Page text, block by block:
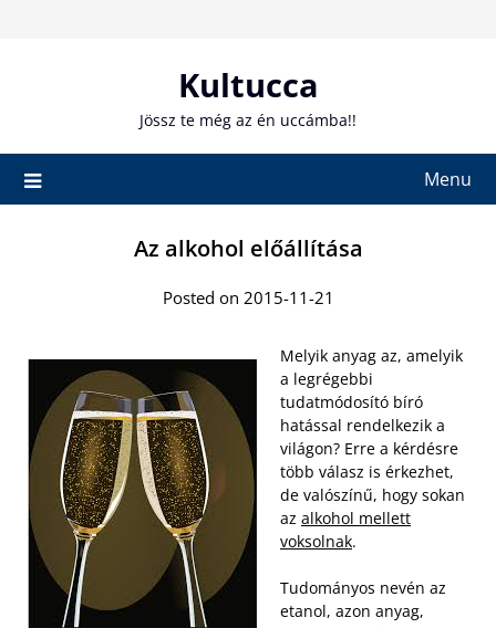
Kultucca
Jössz te még az én uccámba!!
Menu
Az alkohol előállítása
Posted on 2015-11-21
Melyik anyag az, amelyik
a legrégebbi
tudatmódosító bíró
hatással rendelkezik a
világon? Erre a kérdésre
több válasz is érkezhet,
de valószínű, hogy sokan
az alkohol mellett
voksolnak.
Tudományos nevén az
etanol, azon anyag,